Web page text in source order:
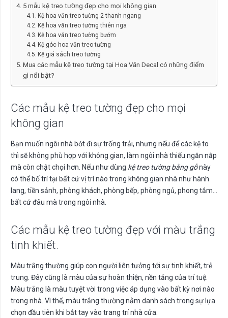
5 mẫu kệ treo tường đẹp cho mọi không gian
Kệ hoa văn treo tường 2 thanh ngang
Kệ hoa văn treo tường thiên nga
Kệ hoa văn treo tường bướm
Kệ góc hoa văn treo tường
Kệ giá sách treo tường
Mua các mẫu kệ treo tường tại Hoa Văn Decal có những điểm
gì nổi bật?
Các mẫu kệ treo tường đẹp cho mọi
không gian
Bạn muốn ngôi nhà bớt đi sự trống trải, nhưng nếu để các kệ to
thì sẽ không phù hợp với không gian, làm ngôi nhà thiếu ngăn nắp
mà còn chật chọi hơn. Nếu như dùng kệ treo tường bằng gỗnày
có thể bố trí tại bất cứ vị trí nào trong không gian nhà như hành
lang, tiền sảnh, phòng khách, phòng bếp, phòng ngủ, phong tắm…
bất cứ đâu mà trong ngôi nhà.
Các mẫu kệ treo tường đẹp với màu trắng
tinh khiết.
Màu trắng thường giúp con người liên tưởng tới sự tinh khiết, trẻ
trung. Đây cũng là màu của sự hoàn thiện, nền tảng của trí tuệ.
Màu trắng là màu tuyệt vời trong việc áp dụng vào bất kỳ nơi nào
trong nhà. Vì thế, màu trắng thường nằm danh sách trong sự lựa
chọn đầu tiên khi bắt tay vào trang trí nhà cửa.